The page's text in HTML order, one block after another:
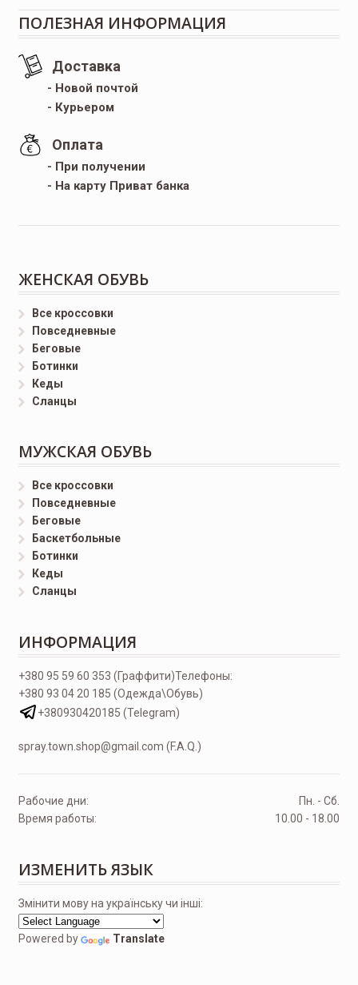
ПОЛЕЗНАЯ ИНФОРМАЦИЯ
Доставка
- Новой почтой
- Курьером
Оплата
- При получении
- На карту Приват банка
ЖЕНСКАЯ ОБУВЬ
Все кроссовки
Повседневные
Беговые
Ботинки
Кеды
Сланцы
МУЖСКАЯ ОБУВЬ
Все кроссовки
Повседневные
Беговые
Баскетбольные
Ботинки
Кеды
Сланцы
ИНФОРМАЦИЯ
Телефоны:
+380 95 59 60 353 (Граффити)
+380 93 04 20 185 (Одежда\Обувь)
+380930420185 (Telegram)
spray.town.shop@gmail.com (F.A.Q.)
Рабочие дни:
Пн. - Сб.
Время работы:
10.00 - 18.00
ИЗМЕНИТЬ ЯЗЫК
Змінити мову на українську чи інші:
Powered by Translate